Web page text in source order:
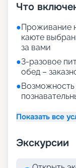
Что
●Проживание
каюте
за вами
●3-разовое
обед –
●Возможность
Показать все
Экскурсии